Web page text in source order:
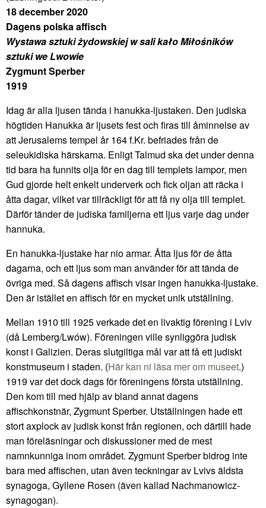
18 december 2020
Dagens polska affisch
Wystawa sztuki żydowskiej w sali kało Miłośników
sztuki we Lwowie
Zygmunt Sperber
1919
Idag är alla ljusen tända i hanukka-ljustaken. Den judiska
högtiden Hanukka är ljusets fest och firas till åminnelse av
att Jerusalems tempel år 164 f.Kr. befriades från de
seleukidiska härskarna. Enligt Talmud ska det under denna
tid bara ha funnits olja för en dag till templets lampor, men
Gud gjorde helt enkelt underverk och fick oljan att räcka i
åtta dagar, vilket var tillräckligt för att få ny olja till templet.
Därför tänder de judiska familjerna ett ljus varje dag under
hannuka.
En hanukka-ljustake har nio armar. Åtta ljus för de åtta
dagarna, och ett ljus som man använder för att tända de
övriga med. Så dagens affisch visar ingen hanukka-ljustake.
Den är istället en affisch för en mycket unik utställning.
Mellan 1910 till 1925 verkade det en livaktig förening i Lviv
(då Lemberg/Lwów). Föreningen ville synliggöra judisk
konst i Galizien. Deras slutgiltiga mål var att få ett judiskt
konstmuseum i staden. (Här kan ni läsa mer om museet.)
1919 var det dock dags för föreningens första utställning.
Den kom till med hjälp av bland annat dagens
affischkonstnär, Zygmunt Sperber. Utställningen hade ett
stort axplock av judisk konst från regionen, och därtill hade
man föreläsningar och diskussioner med de mest
namnkunniga inom området. Zygmunt Sperber bidrog inte
bara med affischen, utan även teckningar av Lvivs äldsta
synagoga, Gyllene Rosen (även kallad Nachmanowicz-
synagogan).